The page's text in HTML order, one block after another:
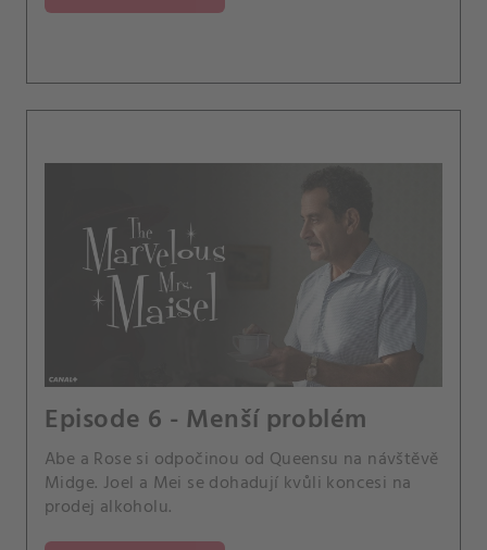
Episode 6 - Menší problém
Abe a Rose si odpočinou od Queensu na návštěvě
Midge. Joel a Mei se dohadují kvůli koncesi na
prodej alkoholu.